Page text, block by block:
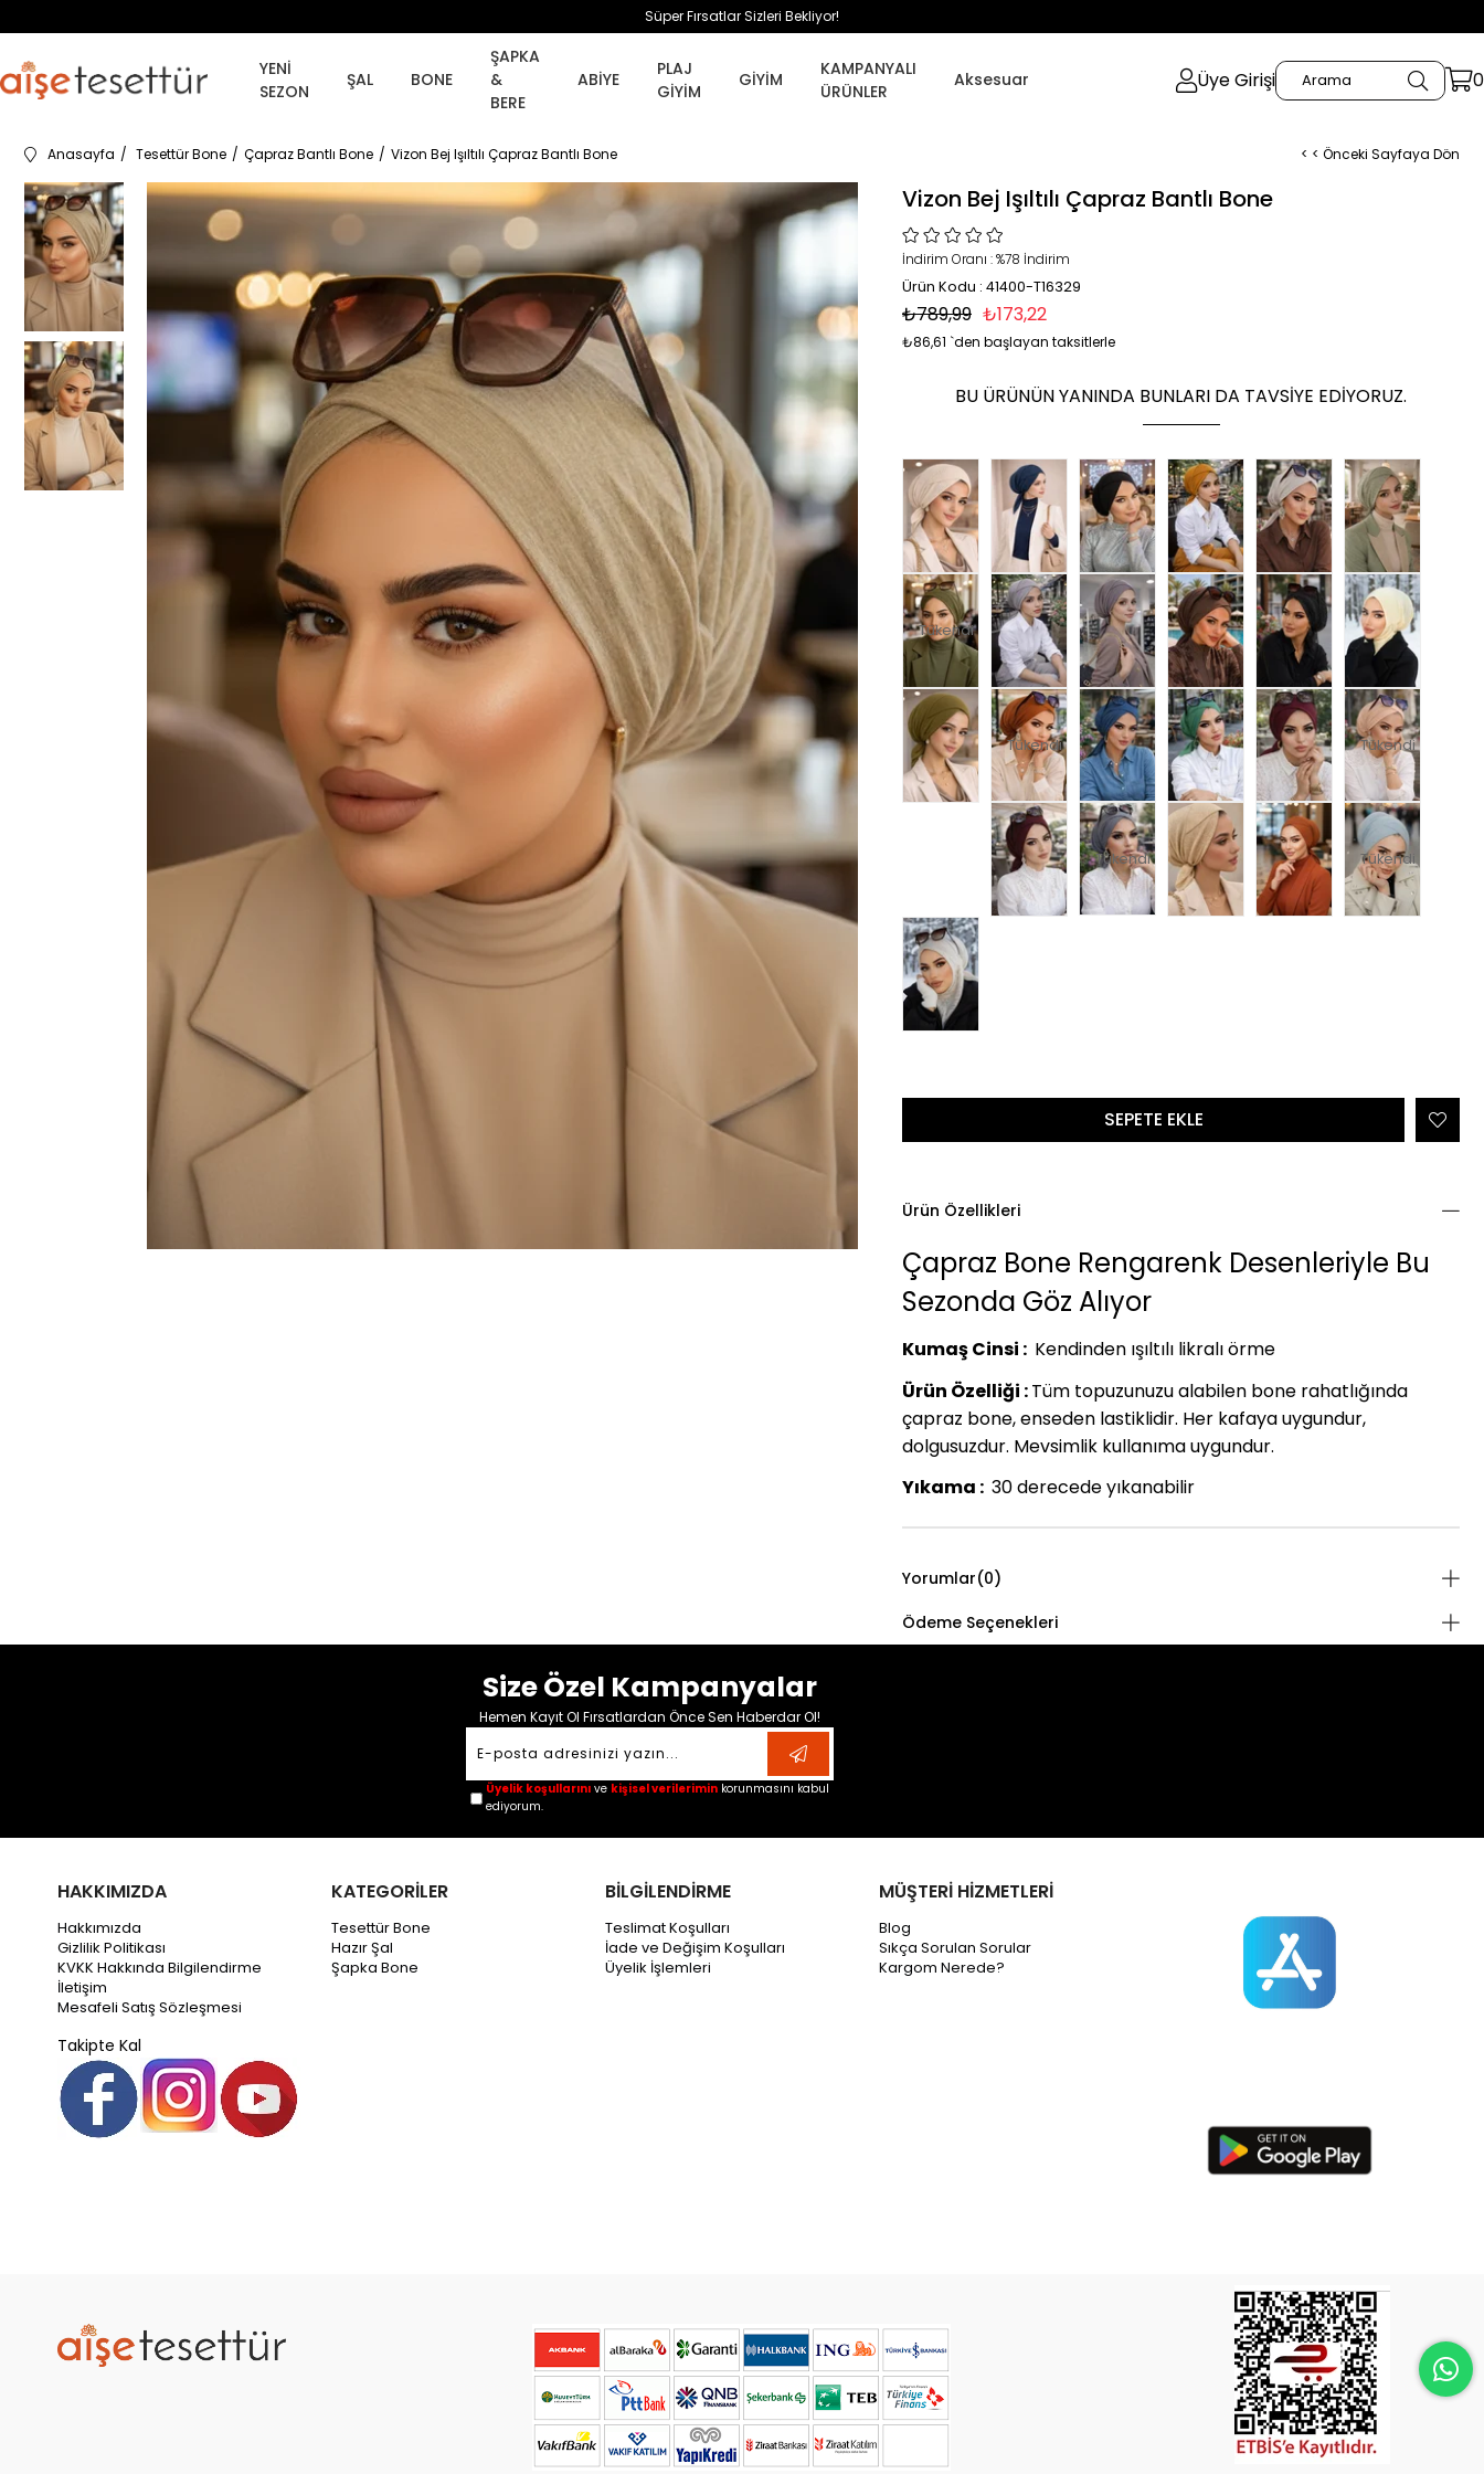
Süper Fırsatlar Sizleri Bekliyor!
YENİ
SEZON
ŞAL BONE
ŞAPKA
&
BERE
ABİYE
PLAJ
GİYİM
GİYİM
KAMPANYALI
ÜRÜNLER
Aksesuar Üye Girişi 0
Anasayfa Tesettür Bone Çapraz Bantlı Bone Vizon Bej Işıltılı Çapraz Bantlı Bone < < Önceki Sayfaya Dön
Vizon Bej Işıltılı Çapraz Bantlı Bone
İndirim Oranı :%78 İndirim
Ürün Kodu : 41400-T16329
₺789,99 ₺173,22
₺86,61 `den başlayan taksitlerle
BU ÜRÜNÜN YANINDA BUNLARI DA TAVSIYE EDIYORUZ.
Tükendi
Tükendi Tükendi
Tükendi Tükendi
Ürün Özellikleri
Çapraz Bone Rengarenk Desenleriyle Bu
Sezonda Göz Alıyor
Kumaş Cinsi : Kendinden ışıltılı likralı örme
Ürün Özelliği :Tüm topuzunuzu alabilen bone rahatlığında
çapraz bone, enseden lastiklidir. Her kafaya uygundur,
dolgusuzdur. Mevsimlik kullanıma uygundur.
Yıkama : 30 derecede yıkanabilir
Yorumlar(0)
Ödeme Seçenekleri
Size Özel Kampanyalar
Hemen Kayıt Ol Fırsatlardan Önce Sen Haberdar Ol!
Üyelik koşullarını ve kişisel verilerimin korunmasını kabul
ediyorum.
HAKKIMIZDA
Hakkımızda
Gizlilik Politikası
KVKK Hakkında Bilgilendirme
İletişim
Mesafeli Satış Sözleşmesi
Takipte Kal
KATEGORİLER
Tesettür Bone
Hazır Şal
Şapka Bone
BİLGİLENDİRME
Teslimat Koşulları
İade ve Değişim Koşulları
Üyelik İşlemleri
MÜŞTERİ HİZMETLERİ
Blog
Sıkça Sorulan Sorular
Kargom Nerede?